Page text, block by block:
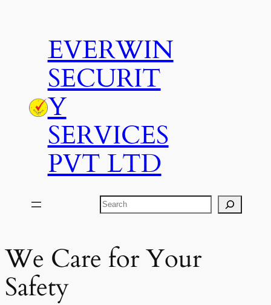
EVERWIN
SECURIT
Y
SERVICES
PVT LTD
Search
We Care for Your
Safety